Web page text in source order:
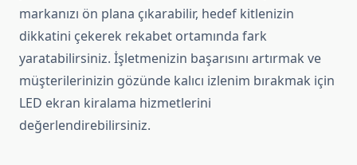
markanızı ön plana çıkarabilir, hedef kitlenizin
dikkatini çekerek rekabet ortamında fark
yaratabilirsiniz. İşletmenizin başarısını artırmak ve
müşterilerinizin gözünde kalıcı izlenim bırakmak için
LED ekran kiralama hizmetlerini
değerlendirebilirsiniz.